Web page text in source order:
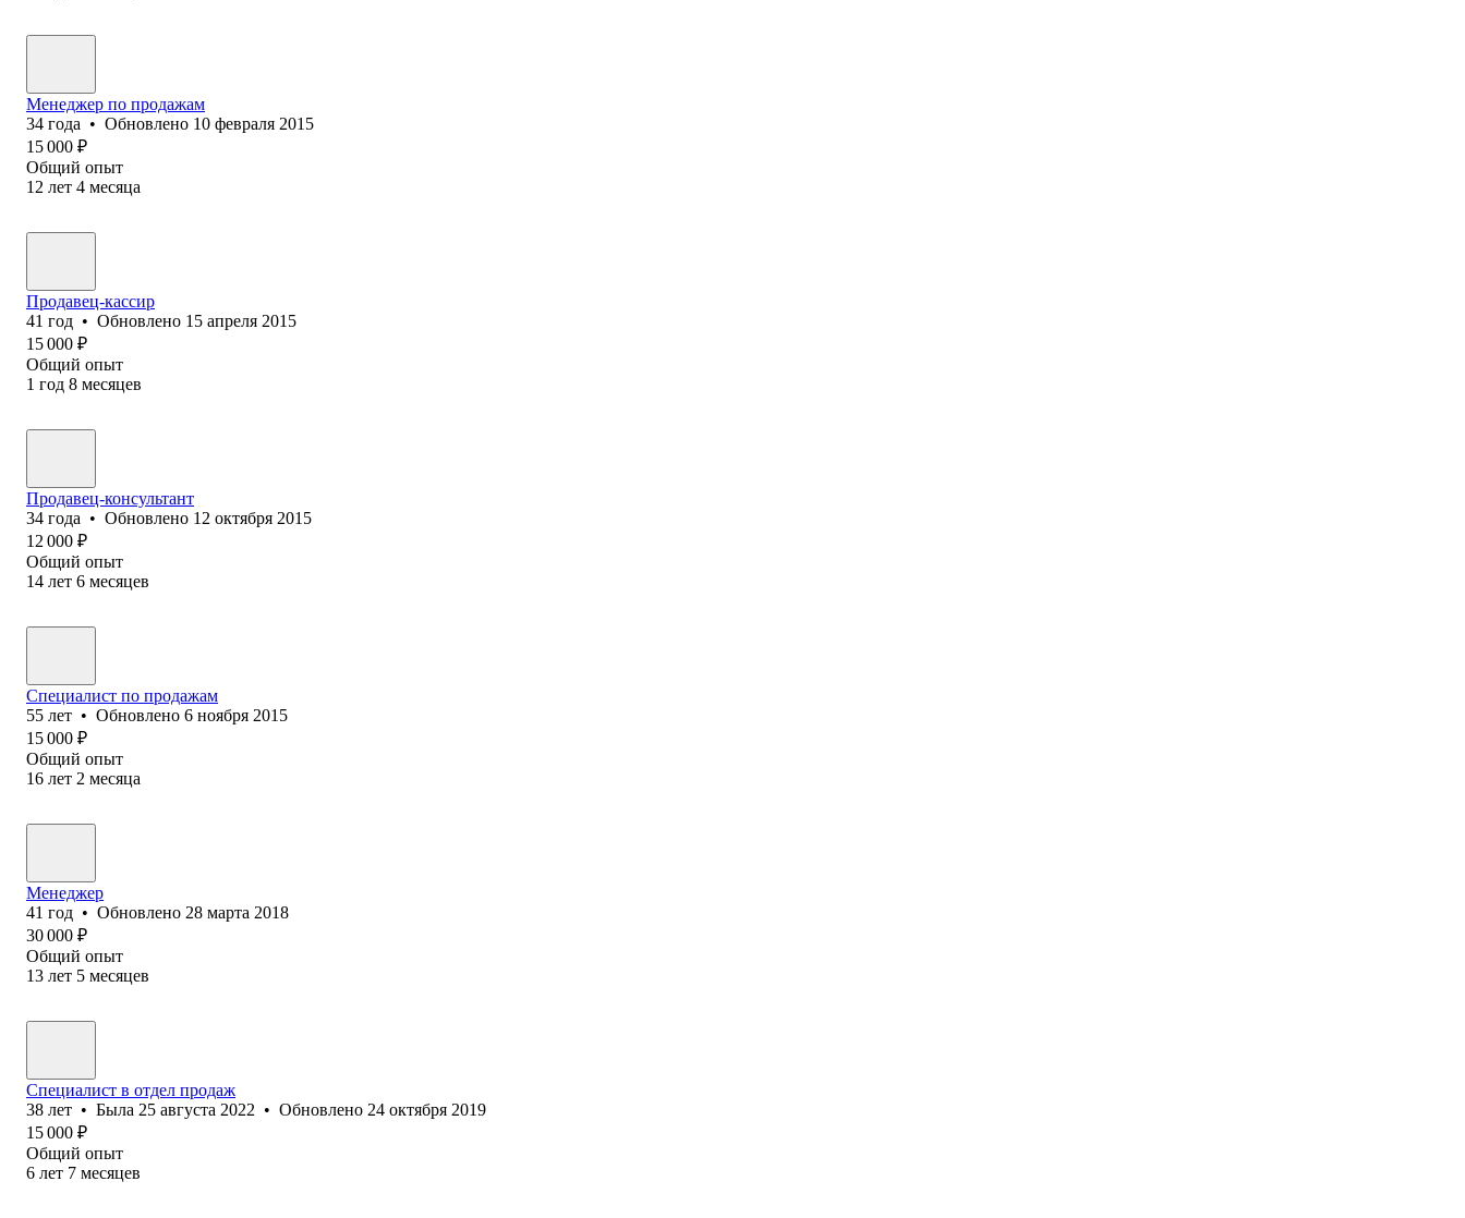
Менеджер по продажам
34 года • Обновлено 10 февраля 2015
15 000 ₽
Общий опыт
12 лет 4 месяца
Продавец-кассир
41 год • Обновлено 15 апреля 2015
15 000 ₽
Общий опыт
1 год 8 месяцев
Продавец-консультант
34 года • Обновлено 12 октября 2015
12 000 ₽
Общий опыт
14 лет 6 месяцев
Специалист по продажам
55 лет • Обновлено 6 ноября 2015
15 000 ₽
Общий опыт
16 лет 2 месяца
Менеджер
41 год • Обновлено 28 марта 2018
30 000 ₽
Общий опыт
13 лет 5 месяцев
Специалист в отдел продаж
38 лет • Была 25 августа 2022 • Обновлено 24 октября 2019
15 000 ₽
Общий опыт
6 лет 7 месяцев